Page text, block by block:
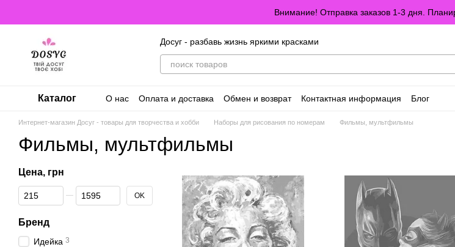
Внимание! Отправка заказов 1-3 дня.
Досуг - разбавь жизнь яркими красками
Каталог О нас Оплата и доставка Обмен и возврат Контактная информация
Блог
Интернет-магазин Досуг - товары для творчества и хобби Наборы для рисования по номерам Фильмы, мультфильмы
Фильмы, мультфильмы
Цена, грн
От Цена, грн
До Цена, грн OK
Бренд
Идейка 3